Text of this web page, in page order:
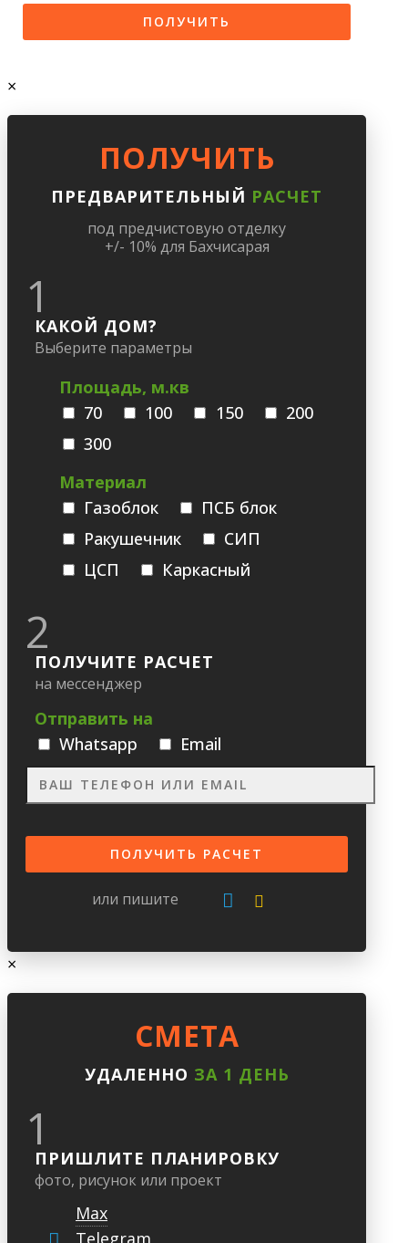
×
ПОЛУЧИТЬ
ПРЕДВАРИТЕЛЬНЫЙ РАСЧЕТ
под предчистовую отделку
+/- 10% для Бахчисарая
1
КАКОЙ ДОМ?
Выберите параметры
Площадь, м.кв
70
100 150
200
300
Материал
Газоблок
ПСБ блок
Ракушечник
СИП
ЦСП
Каркасный
2
ПОЛУЧИТЕ РАСЧЕТ
на мессенджер
Отправить на
Whatsapp
Email
или пишите
×
CМЕТА
УДАЛЕННО ЗА 1 ДЕНЬ
1
ПРИШЛИТЕ ПЛАНИРОВКУ
фото, рисунок или проект
Max
Telegram